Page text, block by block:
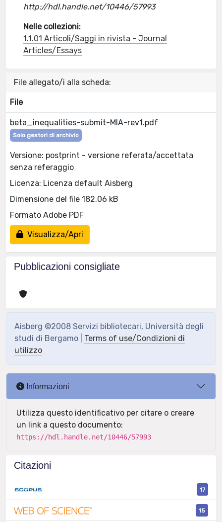
http://hdl.handle.net/10446/57993
Nelle collezioni:
1.1.01 Articoli/Saggi in rivista - Journal
Articles/Essays
File allegato/i alla scheda:
File
beta_inequalities-submit-MIA-rev1.pdf
Solo gestori di archivio
Versione: postprint - versione referata/accettata
senza referaggio
Licenza: Licenza default Aisberg
Dimensione del file 182.06 kB
Formato Adobe PDF
Visualizza/Apri
Pubblicazioni consigliate
Aisberg ©2008 Servizi bibliotecari, Università degli
studi di Bergamo | Terms of use/Condizioni di
utilizzo
Informazioni
Utilizza questo identificativo per citare o creare
un link a questo documento:
https://hdl.handle.net/10446/57993
Citazioni
17
15